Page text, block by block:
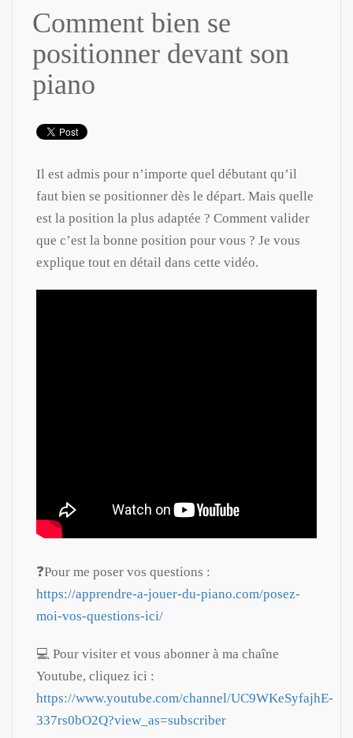
Comment bien se
positionner devant son
piano
Il est admis pour n’importe quel débutant qu’il
faut bien se positionner dès le départ. Mais quelle
est la position la plus adaptée ? Comment valider
que c’est la bonne position pour vous ? Je vous
explique tout en détail dans cette vidéo.
❓Pour me poser vos questions :
https://apprendre-a-jouer-du-piano.com/posez-
moi-vos-questions-ici/
💻 Pour visiter et vous abonner à ma chaîne
Youtube, cliquez ici :
https://www.youtube.com/channel/UC9WKeSyfajhE-
337rs0bO2Q?view_as=subscriber